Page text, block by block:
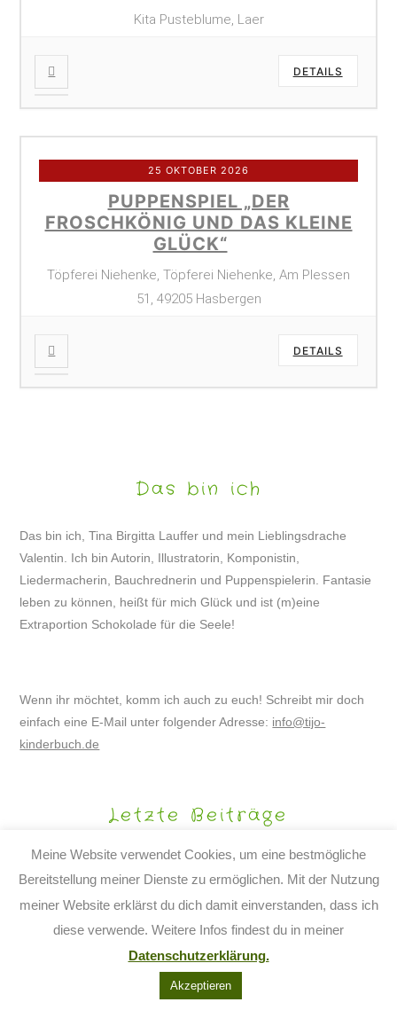
Kita Pusteblume, Laer
DETAILS
25 OKTOBER 2026
PUPPENSPIEL „DER
FROSCHKÖNIG UND DAS KLEINE
GLÜCK“
Töpferei Niehenke, Töpferei Niehenke, Am Plessen
51, 49205 Hasbergen
DETAILS
Das bin ich
Das bin ich, Tina Birgitta Lauffer und mein Lieblingsdrache
Valentin. Ich bin Autorin, Illustratorin, Komponistin,
Liedermacherin, Bauchrednerin und Puppenspielerin. Fantasie
leben zu können, heißt für mich Glück und ist (m)eine
Extraportion Schokolade für die Seele!
Wenn ihr möchtet, komm ich auch zu euch! Schreibt mir doch
einfach eine E-Mail unter folgender Adresse: info@tijo-
kinderbuch.de
Letzte Beiträge
2. AUGUST 2026
Blumengesichter – flowerart
Schneetiere – lustige Winterbilder
Meine Website verwendet Cookies, um eine bestmögliche
Bereitstellung meiner Dienste zu ermöglichen. Mit der Nutzung
meiner Website erklärst du dich damit einverstanden, dass ich
diese verwende. Weitere Infos findest du in meiner
Datenschutzerklärung.
Akzeptieren